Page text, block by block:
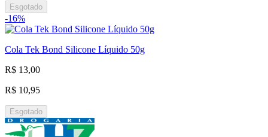
Esgotado
-16%
Cola Tek Bond Silicone Líquido 50g
R$ 13,00
R$ 10,95
Esgotado